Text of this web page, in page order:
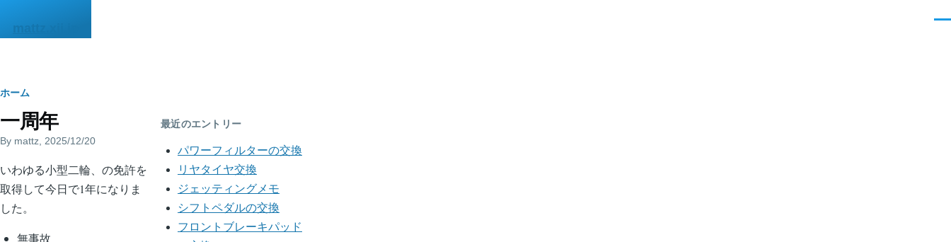
mattz.xii.jp
パ
ン
く
ず
ホーム
一周年
By mattz , 2025/12/20
いわゆる小型二輪、の免許を
取得して今日で1年になりま
した。
無事故
最近のエントリー
パワーフィルターの交換
リヤタイヤ交換
ジェッティングメモ
シフトペダルの交換
フロントブレーキパッド